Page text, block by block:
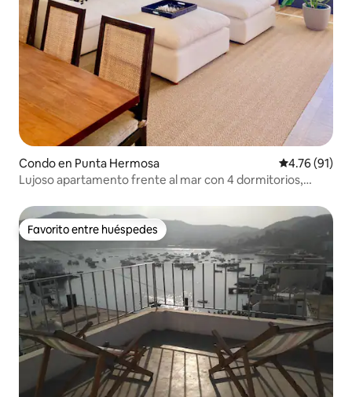
Condo en Punta Hermosa Calificación
4.76 (91)
Lujoso apartamento frente al mar con 4 dormitorios,
Favorito entre huéspedes
Favorito entre huéspedes